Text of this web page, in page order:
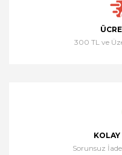
300 TL ve
Sorunsuz